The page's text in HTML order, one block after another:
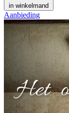
in winkelmand
Aanbieding